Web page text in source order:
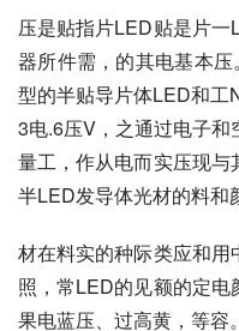
压是贴指片LED贴是片
器所件需，的其电基本
型的半贴导片体LED和工
3电.6压V，之通过电子
量工，作从电而实压现
半LED发导体光材的料和
材在料实的种际类应和
照，常LED的见额的定
果电蓝压、过高黄，等容。